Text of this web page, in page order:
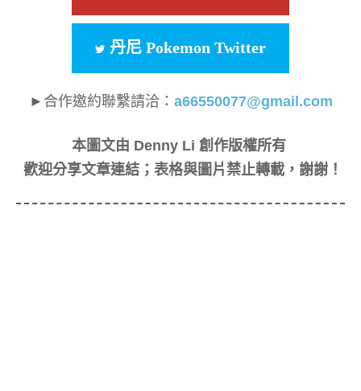
丹尼 Pokemon Twitter
►合作邀約聯繫請洽： a66550077@gmail.com
本圖文由 Denny Li 創作版權所有
歡迎分享文章連結；表格與圖片禁止轉載，謝謝！